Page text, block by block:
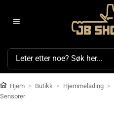
Søk
Hjem > Butikk > Hjemmelading >
Sensorer